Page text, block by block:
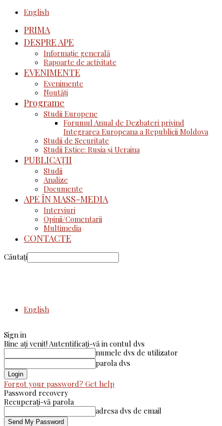
English
PRIMA
DESPRE APE
Informație generală
Rapoarte de activitate
EVENIMENTE
Evenimente
Noutăţi
Programe
Studii Europene
Forumul Anual de Dezbateri privind
Integrarea Europeana a Republicii Moldova
Studii de Securitate
Studii Estice: Rusia și Ucraina
PUBLICAȚII
Studii
Analize
Documente
APE ÎN MASS-MEDIA
Interviuri
Opinii/Comentarii
Multimedia
CONTACTE
Căutați
English
Sign in
Bine ați venit! Autentificați-vă in contul dvs
numele dvs de utilizator
parola dvs
Forgot your password? Get help
Password recovery
Recuperați-vă parola
adresa dvs de email